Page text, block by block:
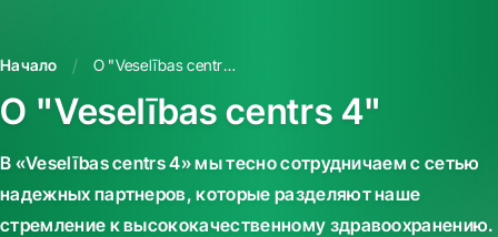
Начало О "Veselības centrs 4"
О "Veselības centrs 4"
В «Veselības centrs 4» мы тесно сотрудничаем с сетью
надежных партнеров, которые разделяют наше
стремление к высококачественному здравоохранению.